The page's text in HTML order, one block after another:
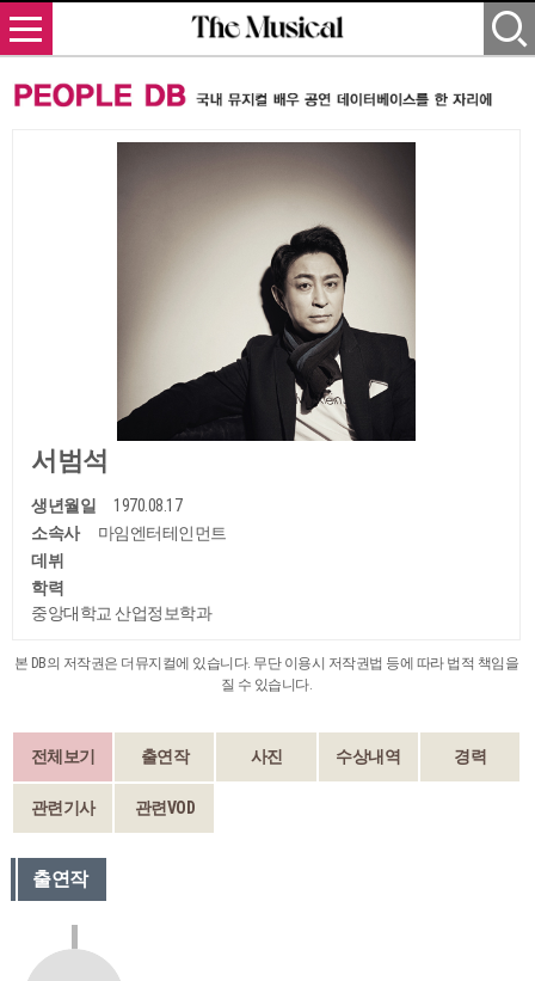
서범석
생년월일
1970.08.17
소속사
마임엔터테인먼트
데뷔
학력
중앙대학교 산업정보학과
본 DB의 저작권은 더뮤지컬에 있습니다. 무단 이용시 저작권법 등에 따라 법적 책임을
질 수 있습니다.
전체보기 출연작 사진 수상내역 경력
관련기사 관련VOD
출연작